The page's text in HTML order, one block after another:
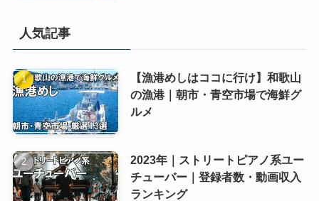
人気記事
【漁港めしはココに行け】和歌山
の漁港｜朝市・青空市場で海鮮グ
ルメ
2023年｜ストリートピアノ系ユー
チューバー｜登録者数・動画収入
ランキング